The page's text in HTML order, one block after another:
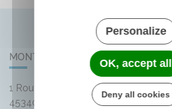
MONTLIARD
1 Route de Bellegarde
45340
Personalize
OK, accept all
Deny all cookies